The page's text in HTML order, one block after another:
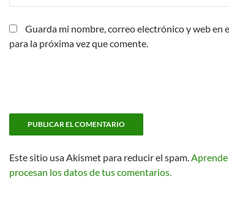
Guarda mi nombre, correo electrónico y web en
para la próxima vez que comente.
Este sitio usa Akismet para reducir el spam.Aprende
procesan los datos de tus comentarios.